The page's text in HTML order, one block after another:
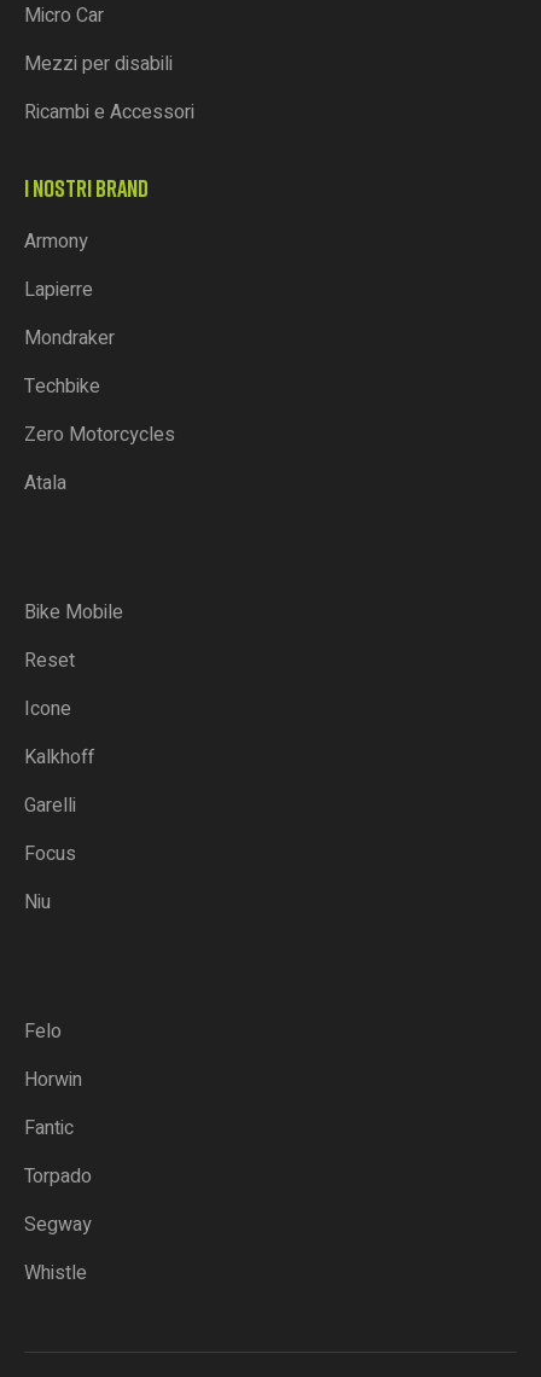
Micro Car
Mezzi per disabili
Ricambi e Accessori
I NOSTRI BRAND
Armony
Lapierre
Mondraker
Techbike
Zero Motorcycles
Atala
Bike Mobile
Reset
Icone
Kalkhoff
Garelli
Focus
Niu
Felo
Horwin
Fantic
Torpado
Segway
Whistle